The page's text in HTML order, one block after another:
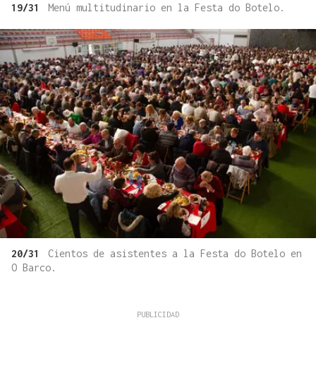
19/31 Menú multitudinario en la Festa do Botelo.
20/31
Cientos de asistentes a la Festa do Botelo en
O Barco.